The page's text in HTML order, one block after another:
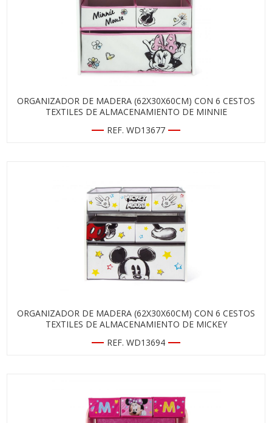
ORGANIZADOR DE MADERA (62X30X60CM) CON 6 CESTOS
TEXTILES DE ALMACENAMIENTO DE MINNIE
REF. WD13677
ORGANIZADOR DE MADERA (62X30X60CM) CON 6 CESTOS
TEXTILES DE ALMACENAMIENTO DE MICKEY
REF. WD13694